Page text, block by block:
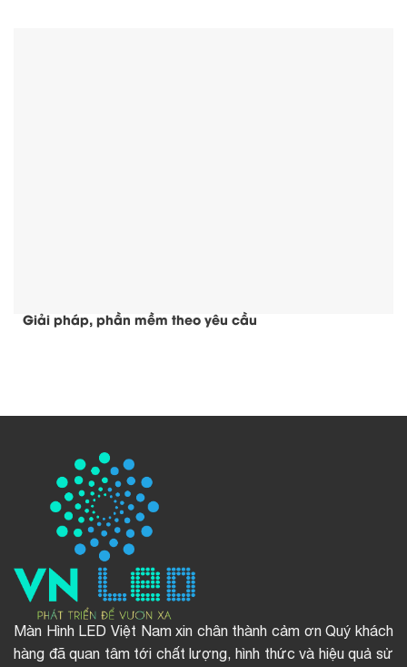
Giải pháp, phần mềm theo yêu cầu
Màn Hình LED Việt Nam xin chân thành cảm ơn Quý khách
hàng đã quan tâm tới chất lượng, hình thức và hiệu quả sử